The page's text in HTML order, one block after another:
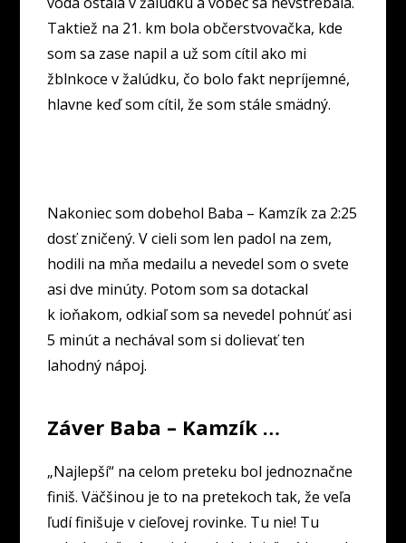
Taktiež na 21. km bola občerstvovačka, kde
som sa zase napil a už som cítil ako mi
žblnkoce v žalúdku, čo bolo fakt nepríjemné,
hlavne keď som cítil, že som stále smädný.
Nakoniec som dobehol Baba – Kamzík za 2:25
dosť zničený. V cieli som len padol na zem,
hodili na mňa medailu a nevedel som o svete
asi dve minúty. Potom som sa dotackal
k ioňakom, odkiaľ som sa nevedel pohnúť asi
5 minút a nechával som si dolievať ten
lahodný nápoj.
Záver Baba – Kamzík …
„Najlepší“ na celom preteku bol jednoznačne
finiš. Väčšinou je to na pretekoch tak, že veľa
ľudí finišuje v cieľovej rovinke. Tu nie! Tu